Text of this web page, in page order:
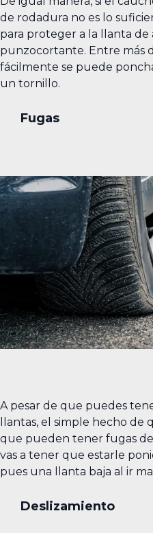
de rodadura no es lo
para proteger a la llanta
punzocortante. Entre más
fácilmente se puede
un tornillo.
Fugas
A pesar de que puedes
llantas, el simple hecho de
que pueden tener fugas
vas a tener que estarle
pues una llanta baja al ir
Deslizamiento